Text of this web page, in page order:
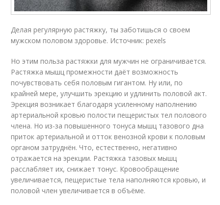
Делая регулярную растяжку, ты заботишься о своем
мужском половом здоровье. Источник: pexels
Но этим польза растяжки для мужчин не ограничивается.
Растяжка мышц промежности даёт возможность
почувствовать себя половым гигантом. Ну или, по
крайней мере, улучшить эрекцию и удлинить половой акт.
Эрекция возникает благодаря усиленному наполнению
артериальной кровью полости пещеристых тел полового
члена. Но из-за повышенного тонуса мышц тазового дна
приток артериальной и отток венозной крови к половым
органом затруднён. Что, естественно, негативно
отражается на эрекции. Растяжка тазовых мышц
расслабляет их, снижает тонус. Кровообращение
увеличивается, пещеристые тела наполняются кровью, и
половой член увеличивается в объёме.